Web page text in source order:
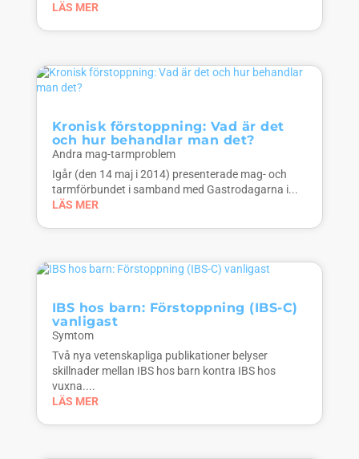
LÄS MER
Kronisk förstoppning: Vad är det
och hur behandlar man det?
Andra mag-tarmproblem
Igår (den 14 maj i 2014) presenterade mag- och
tarmförbundet i samband med Gastrodagarna i...
LÄS MER
IBS hos barn: Förstoppning (IBS-C)
vanligast
Symtom
Två nya vetenskapliga publikationer belyser
skillnader mellan IBS hos barn kontra IBS hos
vuxna....
LÄS MER